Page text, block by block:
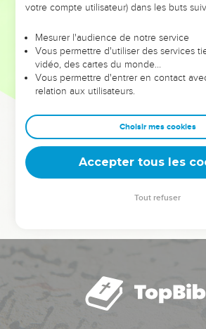
leur foi ou leur vision. Mais on voit moins
et les saisons difficiles qu'ils ont traversés,
sont elles qui les ont
Dans cette conférence, leaders,
clés pour avancer avec plus de sagesse
deviennent vos tremplins. Que vous
équipe, un groupe ou une famille, leur
votre compte utilisateur) dans les buts
Mesurer l'audience de notre service
Vous permettre d'utiliser des services
vidéo, des cartes du monde…
Vous permettre d'entrer en contact
relation aux utilisateurs.
Choisir mes cookies
Accepter tous les
Tout refuser